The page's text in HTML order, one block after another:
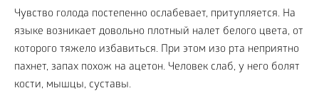
Чувство голода постепенно ослабевает, притупляется. На
языке возникает довольно плотный налет белого цвета, от
которого тяжело избавиться. При этом изо рта неприятно
пахнет, запах похож на ацетон. Человек слаб, у него болят
кости, мышцы, суставы.